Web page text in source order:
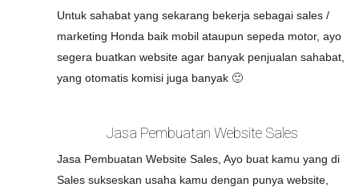
Untuk sahabat yang sekarang bekerja sebagai sales /
marketing Honda baik mobil ataupun sepeda motor, ayo
segera buatkan website agar banyak penjualan sahabat,
yang otomatis komisi juga banyak 🙂
Jasa Pembuatan Website Sales
Jasa Pembuatan Website Sales, Ayo buat kamu yang di
Sales sukseskan usaha kamu dengan punya website,